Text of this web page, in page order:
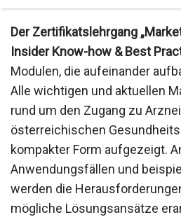
Der Zertifikatslehrgang
Insider Know-how & Best
Modulen, die aufeinander
Alle wichtigen und aktuellen
rund um den Zugang zu
österreichischen
kompakter Form aufgezeigt.
Anwendungsfällen und
werden die
mögliche Lösungsansätze